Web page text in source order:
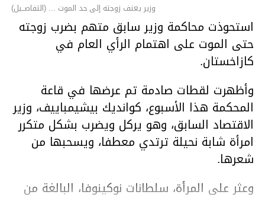
وزير يعنف زوجته إلى حد الموت ... (التفاصــيل)
استحوذت محاكمة وزير سابق متهم بضرب زوجته
حتى الموت على اهتمام الرأي العام في
كازاخستان.
وأظهرت لقطات صادمة تم عرضها في قاعة
المحكمة هذا الأسبوع، كوانديك بيشيمباييف، وزير
الاقتصاد السابق، وهو يركل ويضرب بشكل متكرر
امرأة شابة نحيلة ترتدي معطفا، ويسحبها من
شعرها.
وعثر على المرأة، سلطانات نوكينوفا، البالغة من